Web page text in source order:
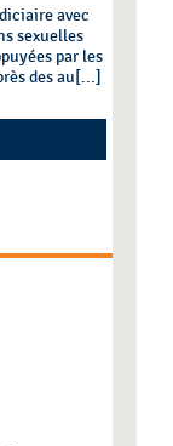
avec
sexuelles
par les
des au[...]